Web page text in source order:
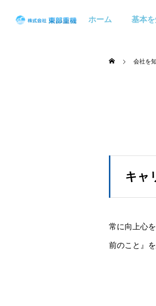
ホーム 基本
会社を
キャ
常に向上心
前のこと』